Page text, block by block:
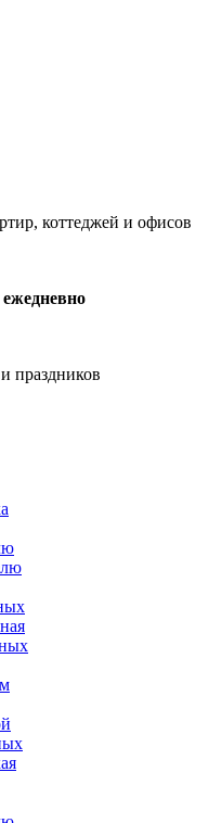
коттеджей и офисов
ежедневно
праздников